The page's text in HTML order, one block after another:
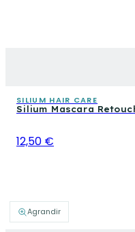
Agrandir
SILIUM HAIR CARE
Silium Mascara
12,50 €